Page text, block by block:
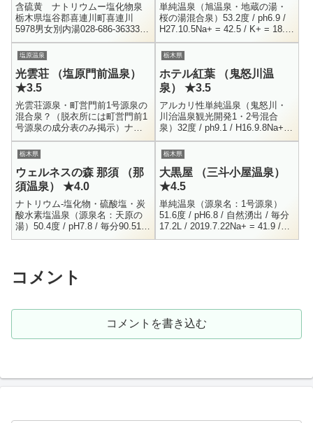
含硫黄 ナトリウムー塩化物泉
栃木県塩谷郡喜連川町喜連川
5978男女別内湯028-686-3633300
円8:00 - 21:00喜連川にある公共
温泉施設の一つです。名前の通
り、昔は...
単純温泉（旭温泉・地蔵の湯・
桜の湯混合泉）53.2度 / ph6.9 /
H27.10.5Na+ = 42.5 / K+ = 18.8
/ Mg+ = 13.4 / Ca+ = 4...
塩原温泉
光雲荘 （塩原門前温泉）
★3.5
光雲荘源泉・町営門前1号源泉の
混合泉？（脱衣所には町営門前1
号源泉の成分表のみ掲示）ナト
リウム-塩化物・炭酸水素塩温泉
（光雲荘源泉） 73.2度 /
ph6.8Na+ = 320....
栃木県
ホテル紅葉 （鬼怒川温
泉） ★3.5
アルカリ性単純温泉（鬼怒川・
川治温泉観光開発1・2号混合
泉）32度 / ph9.1 / H16.9.8Na+ =
38.8 / K+ = 0.8 / Ca++ = 92.2 /
M...
栃木県
ウェルネスの森 那須 （那
須温泉） ★4.0
ナトリウム-塩化物・硫酸塩・炭
酸水素塩温泉（源泉名：天原の
湯）50.4度 / pH7.8 / 毎分90.51L
/ 動力揚湯 / H19.3.23Na+ =
栃木県
大黒屋 （三斗小屋温泉）
★4.5
単純温泉（源泉名：1号源泉）
51.6度 / pH6.8 / 自然湧出 / 毎分
17.2L / 2019.7.22Na+ = 41.9 /
K+ = 7.6 / Ca+ = 61.4...
コメント
コメントを書き込む